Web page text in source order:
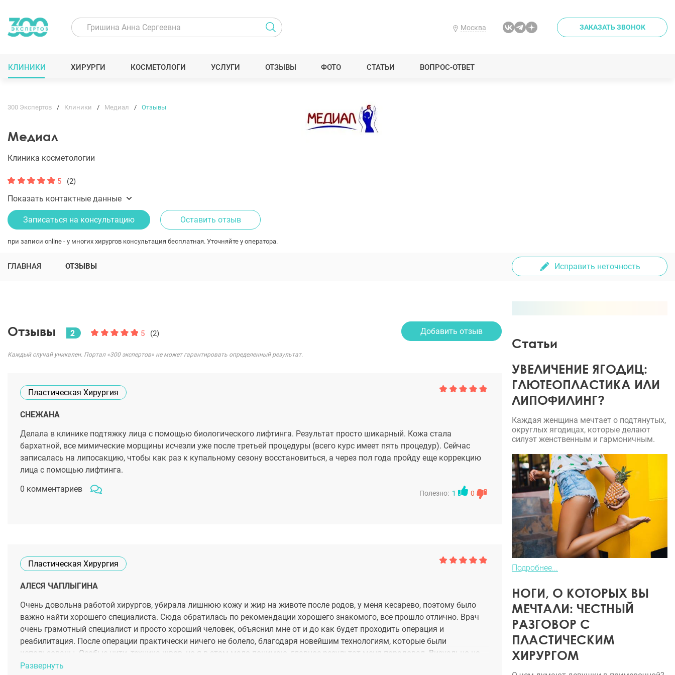
Москва ЗАКАЗАТЬ ЗВОНОК
КЛИНИКИ ХИРУРГИ КОСМЕТОЛОГИ УСЛУГИ ОТЗЫВЫ ФОТО СТАТЬИ ВОПРОС-ОТВЕТ
300 Экспертов Клиники Медиал Отзывы
Медиал
Клиника косметологии
5 (2)
Показать контактные данные
Записаться на консультацию Оставить отзыв
при записи online - у многих хирургов консультация бесплатная. Уточняйте у оператора.
ГЛАВНАЯ ОТЗЫВЫ Исправить неточность
Отзывы 2 5 (2) Добавить отзыв
Каждый случай уникален. Портал «300 экспертов» не может гарантировать определенный результат.
Пластическая Хирургия
СНЕЖАНА
Делала в клинике подтяжку лица с помощью биологического лифтинга. Результат просто шикарный. Кожа стала
бархатной, все мимические морщины исчезли уже после третьей процедуры (всего курс имеет пять процедур). Сейчас
записалась на липосакцию, чтобы как раз к купальному сезону восстановиться, а через пол года пройду еще коррекцию
лица с помощью лифтинга.
0 комментариев
Полезно: 1 0
Пластическая Хирургия
АЛЕСЯ ЧАПЛЫГИНА
Очень довольна работой хирургов, убирала лишнюю кожу и жир на животе после родов, у меня кесарево, поэтому было
важно найти хорошего специалиста. Сюда обратилась по рекомендации хорошего знакомого, все прошло отлично. Врач
очень грамотный специалист и просто хороший человек, объяснил мне от и до как будет проходить операция и
реабилитация. После операции практически ничего не болело, благодаря новейшим технологиям, которые были
использованы. Особые нити, техника швов, но я в этом мало понимаю, главное результат меня порадовал. Визуально не
только кожа ушла, но и та что осталась стала более упругой и подтянутой! Я довольна!
Развернуть
Статьи
УВЕЛИЧЕНИЕ ЯГОДИЦ:
ГЛЮТЕОПЛАСТИКА ИЛИ
ЛИПОФИЛИНГ?
Каждая женщина мечтает о подтянутых,
округлых ягодицах, которые делают
силуэт женственным и гармоничным.
Подробнее...
НОГИ, О КОТОРЫХ ВЫ
МЕЧТАЛИ: ЧЕСТНЫЙ
РАЗГОВОР С
ПЛАСТИЧЕСКИМ
ХИРУРГОМ